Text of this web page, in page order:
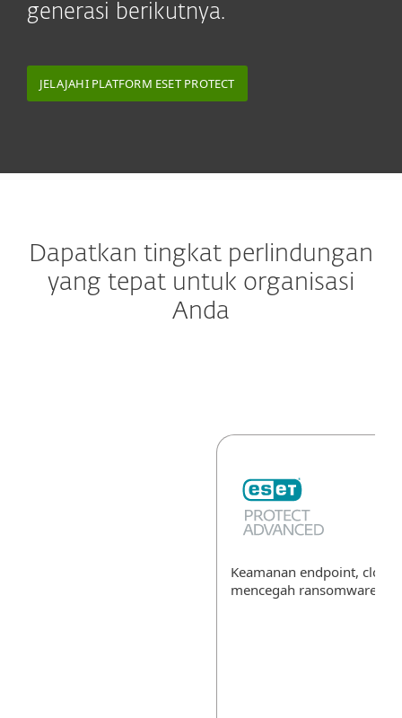
generasi berikutnya.
JELAJAHI PLATFORM ESET PROTECT
Dapatkan tingkat perlindungan
yang tepat untuk organisasi
Anda
Keamanan endpoint,
mencegah ransomware